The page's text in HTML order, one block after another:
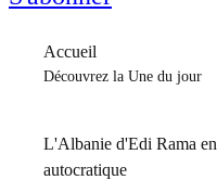
Accueil
Découvrez la Une du jour
L'Albanie d'Edi Rama
autocratique